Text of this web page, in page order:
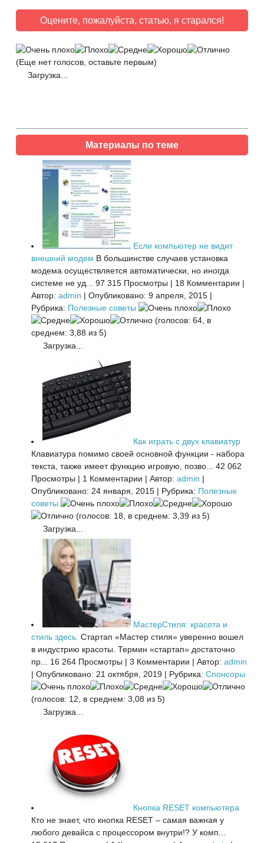
Оцените, пожалуйста, статью, я старался!
(Еще нет голосов, оставьте первым)
Загрузка...
Материалы по теме
Если компьютер не видит
внешний модем В большинстве случаев установка
модема осуществляется автоматически, но иногда
системе не уд...
97 315 Просмотры | 18 Комментарии |
Автор: admin | Опубликовано: 9 апреля, 2015 |
Рубрика: Полезные советы
(голосов: 64, в
среднем: 3,88 из 5)
Загрузка...
Как играть с двух клавиатур
Клавиатура помимо своей основной функции - набора
текста, также имеет функцию игровую, позво...
42 062
Просмотры | 1 Комментарии | Автор: admin |
Опубликовано: 24 января, 2015 | Рубрика: Полезные
советы
(голосов: 18, в среднем: 3,39 из 5)
Загрузка...
МастерСтиля: красота и
стиль здесь. Стартап «Мастер стиля» уверенно вошел
в индустрию красоты. Термин «стартап» достаточно
пр...
16 264 Просмотры | 3 Комментарии | Автор: admin
| Опубликовано: 21 октября, 2019 | Рубрика: Спонсоры
(голосов: 12, в среднем: 3,08 из 5)
Загрузка...
Кнопка RESET компьютера
Кто не знает, что кнопка RESET – самая важная у
любого девайса с процессором внутри!? У комп...